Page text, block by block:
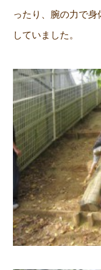
ったり、腕の力で身
していました。